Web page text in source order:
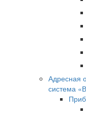
Адресная
система